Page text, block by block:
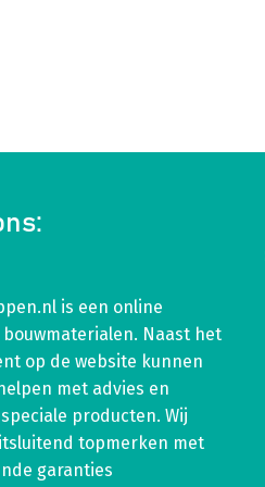
is een online
Naast het
op de website kunnen
met advies en
producten. Wij
topmerken met
garanties